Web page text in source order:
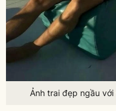
Ảnh trai đẹp ngầu